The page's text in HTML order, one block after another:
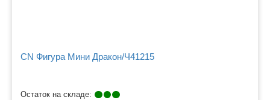
CN Фигура Мини Дракон/Ч41215
Остаток на складе: